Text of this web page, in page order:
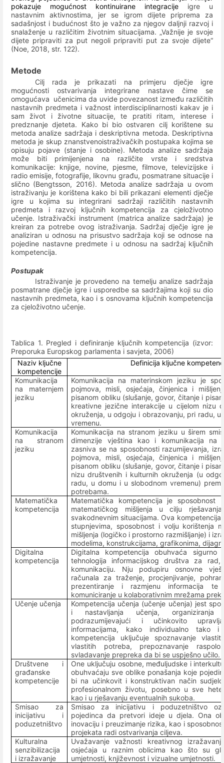
pokazuje mogućnost kontinuirane integracije igre u
nastavnim aktivnostima, jer se igrom dijete priprema za
sadašnjost i budućnost što je važno za njegov daljnji razvoj i
snalaženje u različitim životnim situacijama. „Važnije je svoje
dijete pripraviti za put negoli pripraviti put za svoje dijete“
(Noe, 2018, str. 122).
Metode
Cilj rada je prikazati na primjeru dječje igre
mogućnosti ostvarivanja integrirane nastave čime se
omogućava učenicima da uvide povezanost između različitih
nastavnih predmeta i važnost interdisciplinarnosti kakav je i
sam život i životne situacije, te pratiti ritam, interese i
predznanje djeteta. Kako bi bio ostvaren cilj korištene su
metoda analize sadržaja i deskriptivna metoda. Deskriptivna
metoda je skup znanstvenoistraživačkih postupaka kojima se
opisuju pojave (stanje i osobine). Metoda analize sadržaja
može biti primijenjena na različite vrste i sredstva
komunikacije: knjige, novine, pjesme, filmove, televizijske i
radio emisije, fotografije, likovnu građu, posmatrane situacije i
slično (Bengtsson, 2016). Metoda analize sadržaja u ovom
istraživanju je korištena kako bi bili prikazani elementi dječje
igre u kojima su integrirani sadržaji različitih nastavnih
predmeta i razvoj ključnih kompetencija za cjeloživotno
učenje. Istraživački instrument (matrica analize sadržaja) je
kreiran za potrebe ovog istraživanja. Sadržaj dječje igre je
analiziran u odnosu na prisustvo sadržaja koji se odnose na
pojedine nastavne predmete i u odnosu na sadržaj ključnih
kompetencija.
Postupak
Istraživanje je provedeno na temelju analize sadržaja
posmatrane dječje igre i usporedbe sa sadržajima koji su dio
nastavnih predmeta, kao i s osnovama ključnih kompetencija
za cjeloživotno učenje.
Tablica 1. Pregled i definiranje ključnih kompetencija (izvor:
Preporuka Europskog parlamenta i savjeta, 2006)
Naziv ključne
kompetencije
Definicija ključne
Komunikacija
na maternjem
jeziku
Komunikacija na materinskom jeziku je
pojmova, misli, osjećaja, činjenica i
pisanom obliku (slušanje, govor, čitanje i
kreativne jezične interakcije u cijelom nizu
okruženja, u odgoju i obrazovanju, pri radu, u
vremenu.
Komunikacija
na stranom
jeziku
Komunikacija na stranom jeziku u širem
dimenzije vještina kao i komunikacija na
zasniva se na sposobnosti razumijevanja,
pojmova, misli, osjećaja, činjenica i
pisanom obliku (slušanje, govor, čitanje i
nizu društvenih i kulturnih okruženja (u
radu, u domu i u slobodnom vremenu)
potrebama.
Matematička
kompetencija
Matematička kompetencija je sposobnost
matematičkog mišljenja u cilju
svakodnevnim situacijama. Ova kompetencija
stupnjevima, sposobnost i volju korištenja
mišljenja (logičko i prostorno razmišljanje) i
modelima, konstrukcijama, grafikonima,
Digitalna
kompetencija
Digitalna kompetencija obuhvaća
tehnologija informacijskog društva za
komunikaciju. Nju podupiru osnovne
računala za traženje, procjenjivanje,
prezentiranje i razmjenu informacija
komuniciranje u kolaborativnim mrežama
Učenje učenja
Kompetencija učenja (učenje učenja) jest
i nastavljanja učenja, organiziranja
podrazumijevajući i učinkovito
informacijama, kako individualno tako
kompetencija uključuje spoznavanje
vlastitih potreba, prepoznavanje
svladavanje prepreka da bi se uspješno učilo.
Društvene i
građanske
kompetencije
One uključuju osobne, međuljudske i
obuhvaćaju sve oblike ponašanja koje
bi na učinkovit i konstruktivan način
profesionalnom životu, posebno u sve
kao i u rješavanju eventualnih sukoba.
Smisao za
inicijativu i
poduzetništvo
Smisao za inicijativu i poduzetništvo
pojedinca da pretvori ideje u djela. Ona
inovaciju i preuzimanje rizika, kao i
projekata radi ostvarivanja ciljeva.
Kulturalna
senzibilizacija
i izražavanje
Uvažavanje važnosti kreativnog
osjećaja u raznim oblicima kao što su
umjetnosti, književnost i vizualne umjetnosti.